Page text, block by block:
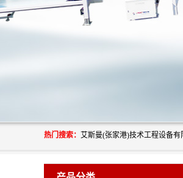
热门搜索：